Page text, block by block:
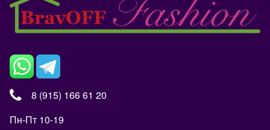
8 (915) 166 61 20
Пн-Пт 10-19